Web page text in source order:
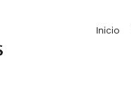
A.C.
Inicio